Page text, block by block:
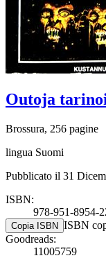
Outoja
Brossura, 256 pagine
lingua Suomi
Pubblicato il 31
ISBN:
978-951-8954-
Copia ISBN ISBN
Goodreads:
11005759